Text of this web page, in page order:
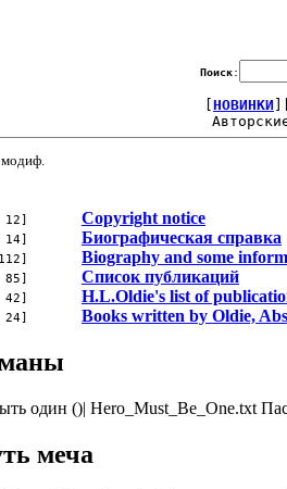
Поиск:
НОВИНКИ
[ 12] Copyright notice
[ 14] Биографическая справка
112] Biography and some
[ 85] Список публикаций
[ 42] H.L.Oldie's list of
[ 24] Books written by Oldie,
один ()| Hero_Must_Be_One.txt
меча